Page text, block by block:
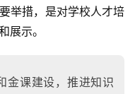
举措，是对学校人才培
展示。
金课建设，推进知识